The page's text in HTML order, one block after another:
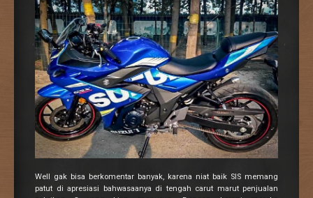
Well gak bisa berkomentar banyak, karena niat baik SIS memang
patut di apresiasi bahwasaanya di tengah carut marut penjualan